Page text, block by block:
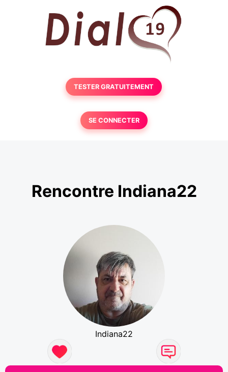
TESTER GRATUITEMENT
SE CONNECTER
Rencontre Indiana22
Indiana22